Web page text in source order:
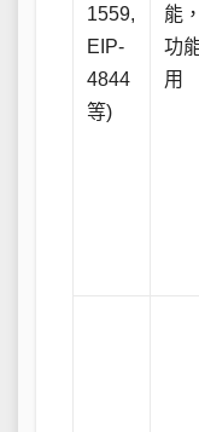
1559,
EIP-
4844
等)
能
功
用